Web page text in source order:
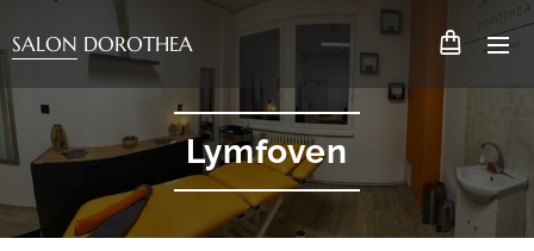
SALON DOROTHEA
Lymfoven